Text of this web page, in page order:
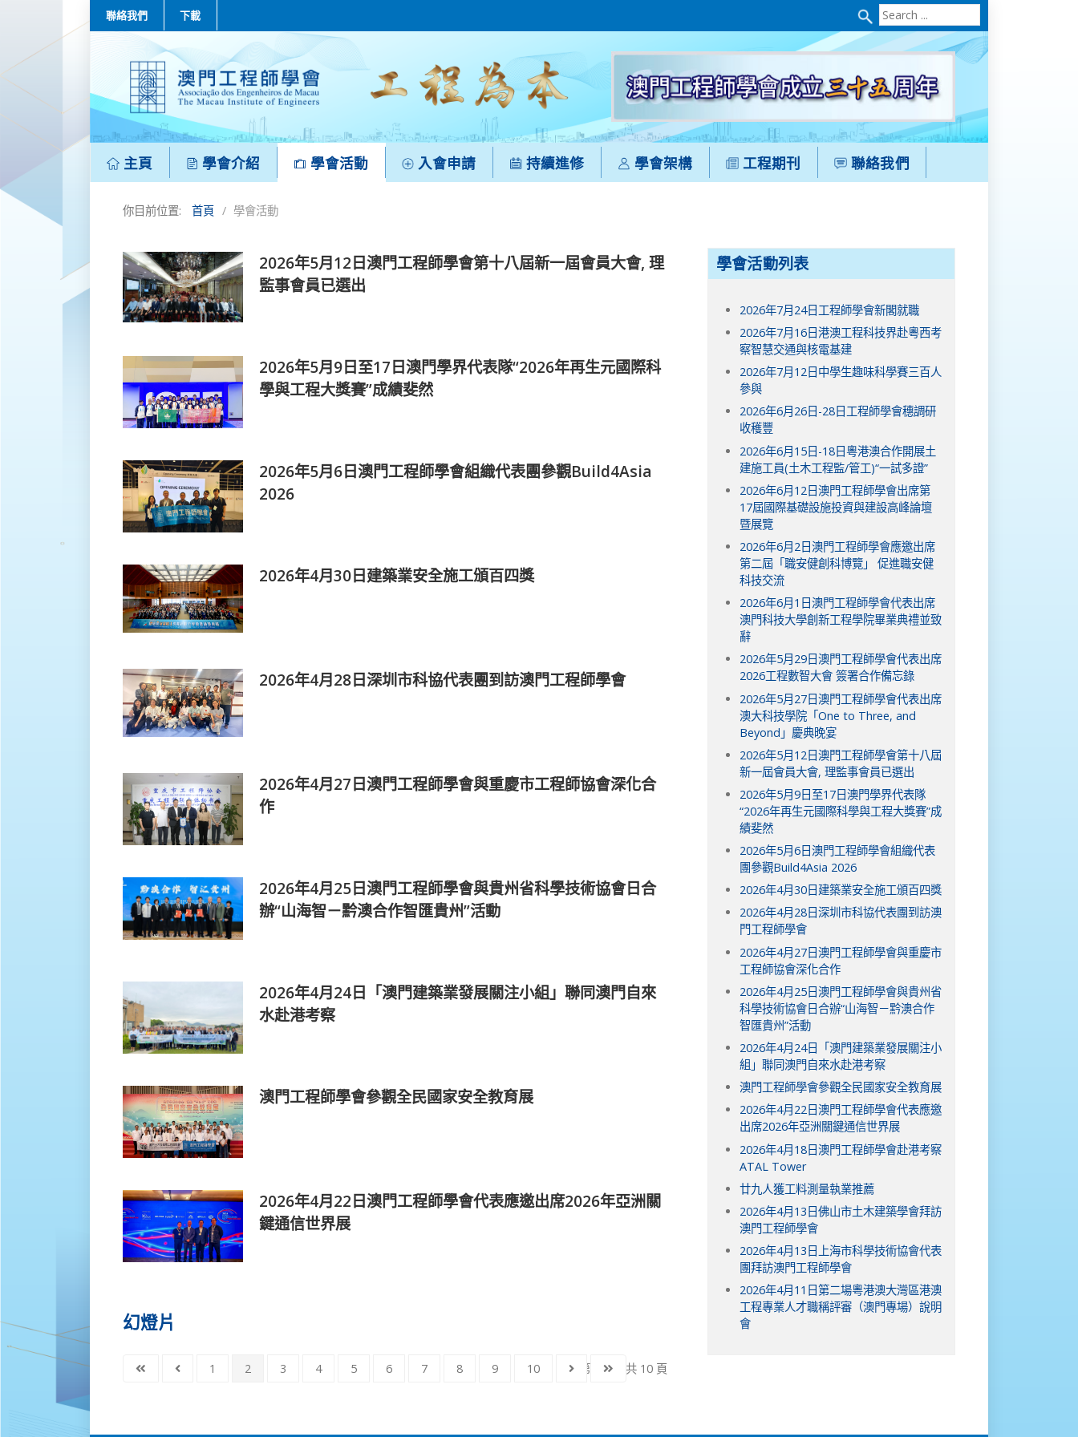
聯絡我們 下載
Search
...
主頁 學會介紹 學會活動 入會申請 持續進修 學會架構 工程期刊 聯絡我們
你目前位置: 首頁 學會活動
2026年5月12日澳門工程師學會第十八屆新一屆會員大會, 理
監事會員已選出
2026年5月9日至17日澳門學界代表隊“2026年再生元國際科
學與工程大獎賽”成績斐然
2026年5月6日澳門工程師學會組織代表團參觀Build4Asia
2026
2026年4月30日建築業安全施工頒百四獎
2026年4月28日深圳市科協代表團到訪澳門工程師學會
2026年4月27日澳門工程師學會與重慶市工程師協會深化合
作
2026年4月25日澳門工程師學會與貴州省科學技術協會日合
辦“山海智－黔澳合作智匯貴州”活動
2026年4月24日「澳門建築業發展關注小組」聯同澳門自來
水赴港考察
澳門工程師學會參觀全民國家安全教育展
2026年4月22日澳門工程師學會代表應邀出席2026年亞洲關
鍵通信世界展
幻燈片
第 2 頁，共 10 頁
1 2 3 4 5 6 7 8 9 10
學會活動列表
2026年7月24日工程師學會新閣就職
2026年7月16日港澳工程科技界赴粵西考
察智慧交通與核電基建
2026年7月12日中學生趣味科學賽三百人
參與
2026年6月26日-28日工程師學會穗調研
收穫豐
2026年6月15日-18日粵港澳合作開展土
建施工員(土木工程監/管工)“一試多證”
2026年6月12日澳門工程師學會出席第
17屆國際基礎設施投資與建設高峰論壇
暨展覽
2026年6月2日澳門工程師學會應邀出席
第二屆「職安健創科博覽」 促進職安健
科技交流
2026年6月1日澳門工程師學會代表出席
澳門科技大學創新工程學院畢業典禮並致
辭
2026年5月29日澳門工程師學會代表出席
2026工程數智大會 簽署合作備忘錄
2026年5月27日澳門工程師學會代表出席
澳大科技學院「One to Three, and
Beyond」慶典晚宴
2026年5月12日澳門工程師學會第十八屆
新一屆會員大會, 理監事會員已選出
2026年5月9日至17日澳門學界代表隊
“2026年再生元國際科學與工程大獎賽”成
績斐然
2026年5月6日澳門工程師學會組織代表
團參觀Build4Asia 2026
2026年4月30日建築業安全施工頒百四獎
2026年4月28日深圳市科協代表團到訪澳
門工程師學會
2026年4月27日澳門工程師學會與重慶市
工程師協會深化合作
2026年4月25日澳門工程師學會與貴州省
科學技術協會日合辦“山海智－黔澳合作
智匯貴州”活動
2026年4月24日「澳門建築業發展關注小
組」聯同澳門自來水赴港考察
澳門工程師學會參觀全民國家安全教育展
2026年4月22日澳門工程師學會代表應邀
出席2026年亞洲關鍵通信世界展
2026年4月18日澳門工程師學會赴港考察
ATAL Tower
廿九人獲工料測量執業推薦
2026年4月13日佛山市土木建築學會拜訪
澳門工程師學會
2026年4月13日上海市科學技術協會代表
團拜訪澳門工程師學會
2026年4月11日第二場粵港澳大灣區港澳
工程專業人才職稱評審（澳門專場）說明
會